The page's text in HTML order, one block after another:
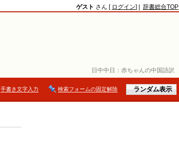
日中中日： 赤ちゃんの中国語訳
ゲスト さん [ ログイン] | 辞書総合TOP
手書き文字入力 検索フォームの固定解除